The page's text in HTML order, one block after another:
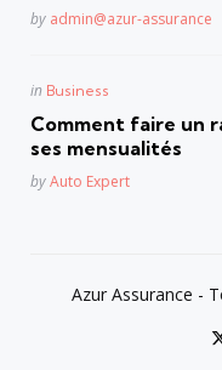
Posted
by admin@azur-assurance
Posted
in Business
Comment faire un
ses mensualités
Posted
byAuto Expert
Azur Assurance -